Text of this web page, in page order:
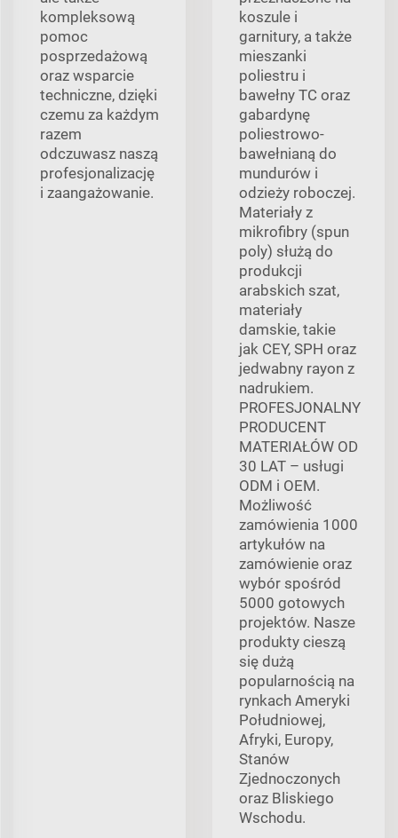
kompleksową
pomoc
posprzedażową
oraz wsparcie
techniczne, dzięki
czemu za każdym
razem
odczuwasz naszą
profesjonalizację
i zaangażowanie.
koszule i
garnitury, a także
mieszanki
poliestru i
bawełny TC oraz
gabardynę
poliestrowo-
bawełnianą do
mundurów i
odzieży roboczej.
Materiały z
mikrofibry (spun
poly) służą do
produkcji
arabskich szat,
materiały
damskie, takie
jak CEY, SPH oraz
jedwabny rayon z
nadrukiem.
PROFESJONALNY
PRODUCENT
MATERIAŁÓW OD
30 LAT – usługi
ODM i OEM.
Możliwość
zamówienia 1000
artykułów na
zamówienie oraz
wybór spośród
5000 gotowych
projektów. Nasze
produkty cieszą
się dużą
popularnością na
rynkach Ameryki
Południowej,
Afryki, Europy,
Stanów
Zjednoczonych
oraz Bliskiego
Wschodu.